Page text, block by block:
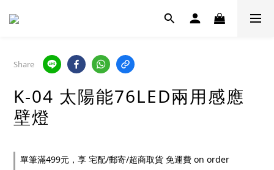
Share
K-04 太陽能76LED兩用感應
壁燈
單筆滿499元，享 宅配/郵寄/超商取貨 免運費 on order